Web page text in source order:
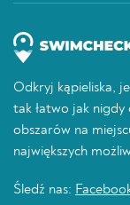
Odkryj kąpieliska,
tak łatwo jak nigdy
obszarów na
największych
Śledź nas: